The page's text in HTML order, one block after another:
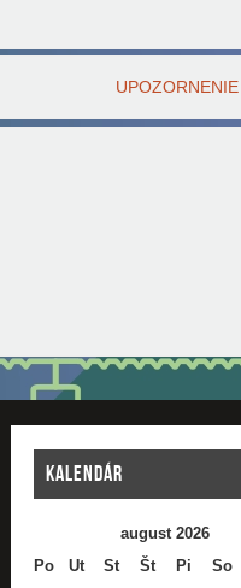
UPOZORNENIE
KALENDÁR
august 2026
Po
Ut St Št Pi So